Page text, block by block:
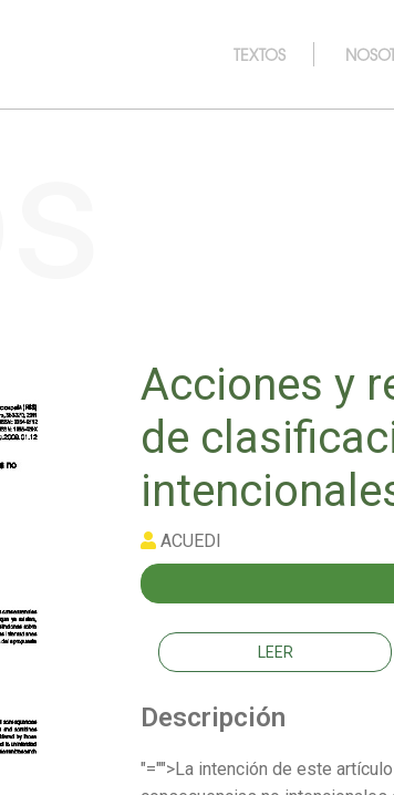
TEXTOS
Acciones y
de
ACUEDI
LEER
Descripción
"="">La intención de este